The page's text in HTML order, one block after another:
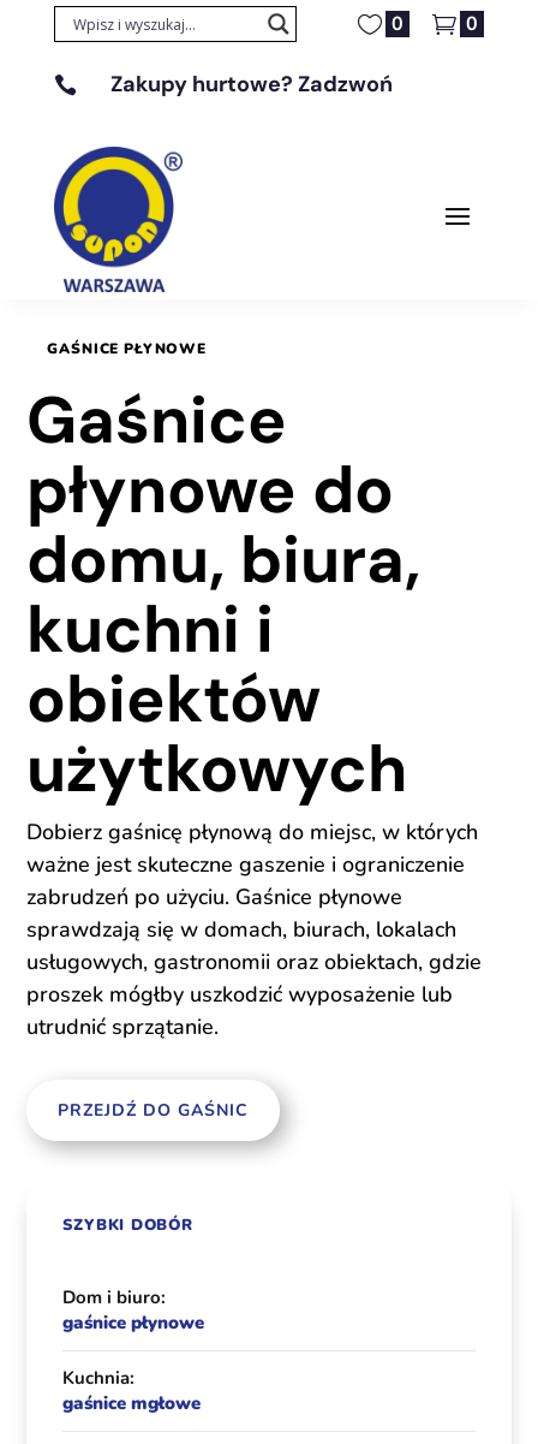
0 0
 Zakupy hurtowe? Zadzwoń
GAŚNICE PŁYNOWE
Gaśnice
płynowe do
domu, biura,
kuchni i
obiektów
użytkowych
Dobierz gaśnicę płynową do miejsc, w których
ważne jest skuteczne gaszenie i ograniczenie
zabrudzeń po użyciu. Gaśnice płynowe
sprawdzają się w domach, biurach, lokalach
usługowych, gastronomii oraz obiektach, gdzie
proszek mógłby uszkodzić wyposażenie lub
utrudnić sprzątanie.
PRZEJDŹ DO GAŚNIC
SZYBKI DOBÓR
Dom i biuro:
gaśnice płynowe
Kuchnia:
gaśnice mgłowe